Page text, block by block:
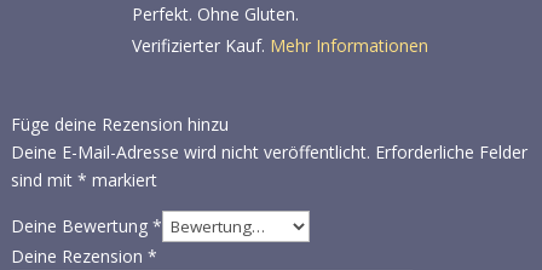
Perfekt. Ohne Gluten.
Verifizierter Kauf. Mehr Informationen
Füge deine Rezension hinzu
Deine E-Mail-Adresse wird nicht veröffentlicht. Erforderliche Felder
sind mit * markiert
Deine Bewertung *
Deine Rezension *